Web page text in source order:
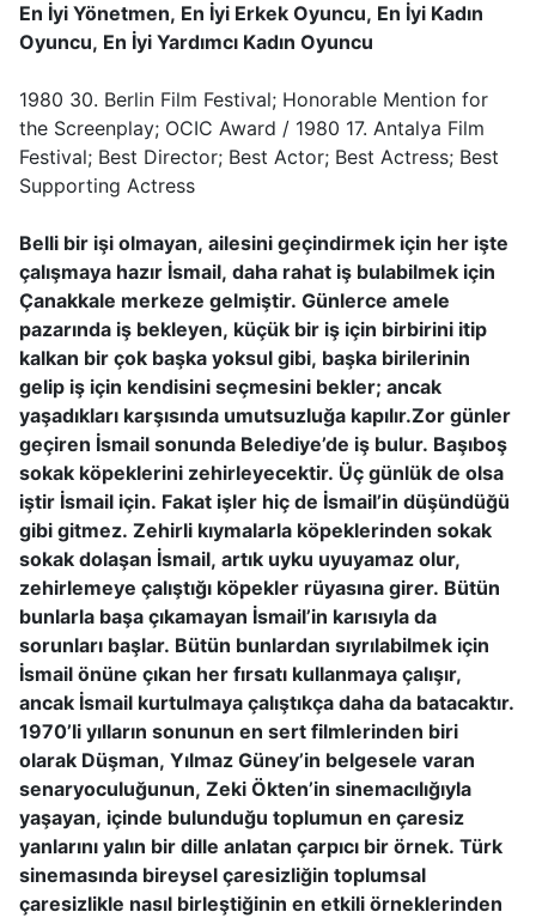
En İyi Yönetmen, En İyi Erkek Oyuncu, En İyi Kadın
Oyuncu, En İyi Yardımcı Kadın Oyuncu
1980 30. Berlin Film Festival; Honorable Mention for
the Screenplay; OCIC Award / 1980 17. Antalya Film
Festival; Best Director; Best Actor; Best Actress; Best
Supporting Actress
Belli bir işi olmayan, ailesini geçindirmek için her işte
çalışmaya hazır İsmail, daha rahat iş bulabilmek için
Çanakkale merkeze gelmiştir. Günlerce amele
pazarında iş bekleyen, küçük bir iş için birbirini itip
kalkan bir çok başka yoksul gibi, başka birilerinin
gelip iş için kendisini seçmesini bekler; ancak
yaşadıkları karşısında umutsuzluğa kapılır.Zor günler
geçiren İsmail sonunda Belediye’de iş bulur. Başıboş
sokak köpeklerini zehirleyecektir. Üç günlük de olsa
iştir İsmail için. Fakat işler hiç de İsmail’in düşündüğü
gibi gitmez. Zehirli kıymalarla köpeklerinden sokak
sokak dolaşan İsmail, artık uyku uyuyamaz olur,
zehirlemeye çalıştığı köpekler rüyasına girer. Bütün
bunlarla başa çıkamayan İsmail’in karısıyla da
sorunları başlar. Bütün bunlardan sıyrılabilmek için
İsmail önüne çıkan her fırsatı kullanmaya çalışır,
ancak İsmail kurtulmaya çalıştıkça daha da batacaktır.
1970’li yılların sonunun en sert filmlerinden biri
olarak Düşman, Yılmaz Güney’in belgesele varan
senaryoculuğunun, Zeki Ökten’in sinemacılığıyla
yaşayan, içinde bulunduğu toplumun en çaresiz
yanlarını yalın bir dille anlatan çarpıcı bir örnek. Türk
sinemasında bireysel çaresizliğin toplumsal
çaresizlikle nasıl birleştiğinin en etkili örneklerinden